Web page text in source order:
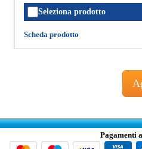
Seleziona prodotto
Scheda prodotto
Pagamenti